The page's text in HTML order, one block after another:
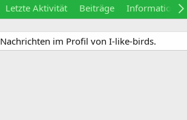
Letzte Aktivität Beiträge Informationen
im Profil von I-like-birds.